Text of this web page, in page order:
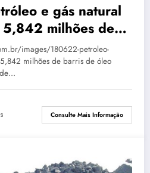
e gás natural
milhões de
images/180622-petroleo-
milhões de barris de óleo
Consulte Mais Informação